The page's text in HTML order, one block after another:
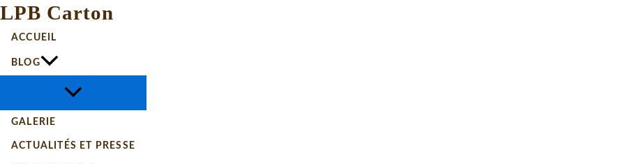
LPB Carton
ACCUEIL
BLOG
GALERIE
ACTUALITÉS ET PRESSE